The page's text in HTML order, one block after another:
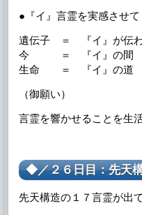
●『イ』言霊を実感させ
遺伝子 ＝ 『イ』が伝
今 ＝ 『イ』の間
生命 ＝ 『イ』の道
（御願い）
言霊を響かせることを生
◆／２６日目：先天
先天構造の１７言霊が出